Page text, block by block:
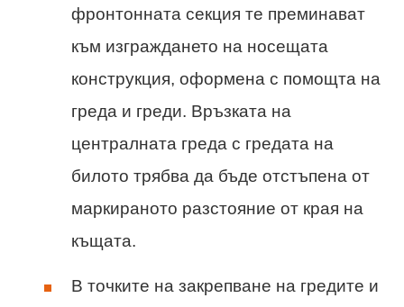
фронтонната секция те преминават
към изграждането на носещата
конструкция, оформена с помощта на
греда и греди. Връзката на
централната греда с гредата на
билото трябва да бъде отстъпена от
маркираното разстояние от края на
къщата.
В точките на закрепване на гредите и